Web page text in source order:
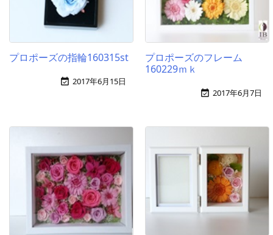
プロポーズの指輪160315st
 2017年6月15日
プロポーズのフレーム
160229ｍｋ
 2017年6月7日